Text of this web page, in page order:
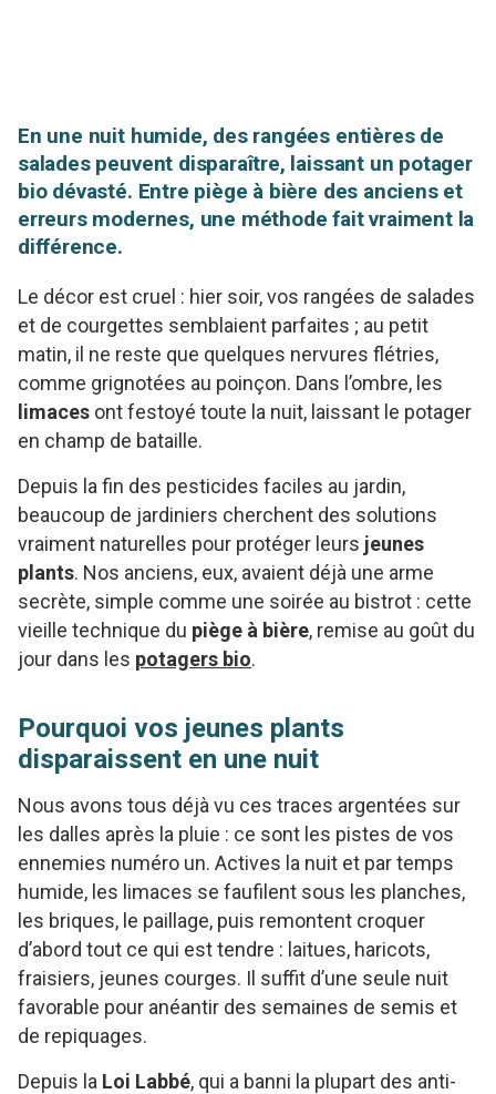
En une nuit humide, des rangées entières de
salades peuvent disparaître, laissant un potager
bio dévasté. Entre piège à bière des anciens et
erreurs modernes, une méthode fait vraiment la
différence.
Le décor est cruel : hier soir, vos rangées de salades
et de courgettes semblaient parfaites ; au petit
matin, il ne reste que quelques nervures flétries,
comme grignotées au poinçon. Dans l’ombre, les
limaces ont festoyé toute la nuit, laissant le potager
en champ de bataille.
Depuis la fin des pesticides faciles au jardin,
beaucoup de jardiniers cherchent des solutions
vraiment naturelles pour protéger leurs jeunes
plants. Nos anciens, eux, avaient déjà une arme
secrète, simple comme une soirée au bistrot : cette
vieille technique du piège à bière, remise au goût du
jour dans les potagers bio.
Pourquoi vos jeunes plants
disparaissent en une nuit
Nous avons tous déjà vu ces traces argentées sur
les dalles après la pluie : ce sont les pistes de vos
ennemies numéro un. Actives la nuit et par temps
humide, les limaces se faufilent sous les planches,
les briques, le paillage, puis remontent croquer
d’abord tout ce qui est tendre : laitues, haricots,
fraisiers, jeunes courges. Il suffit d’une seule nuit
favorable pour anéantir des semaines de semis et
de repiquages.
Depuis la Loi Labbé, qui a banni la plupart des anti-